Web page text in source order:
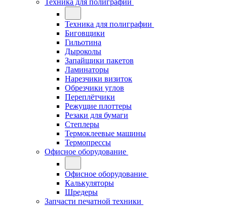
Техника для полиграфии
Техника для полиграфии
Биговщики
Гильотина
Дыроколы
Запайщики пакетов
Ламинаторы
Нарезчики визиток
Обрезчики углов
Переплётчики
Режущие плоттеры
Резаки для бумаги
Степлеры
Термоклеевые машины
Термопрессы
Офисное оборудование
Офисное оборудование
Калькуляторы
Шредеры
Запчасти печатной техники